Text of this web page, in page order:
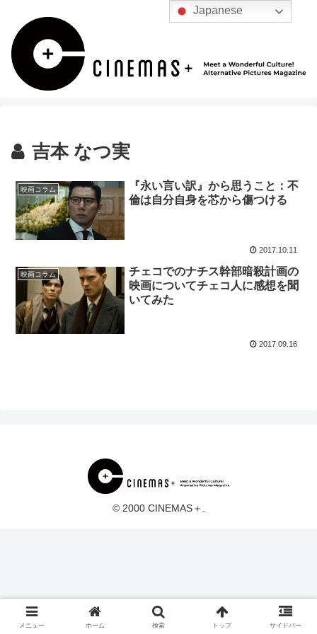
吉本 なつ実
映画コラム
『永い言い訳』から思うこと：不
倫は自分自身を芯から傷つける
2017.10.11
映画コラム
チェコでのナチス幹部暗殺計画の
映画についてチェコ人に感想を聞
いてみた
2017.09.16
© 2000 CINEMAS＋.
メニュー ホーム 検索 トップ サイドバー
Japanese